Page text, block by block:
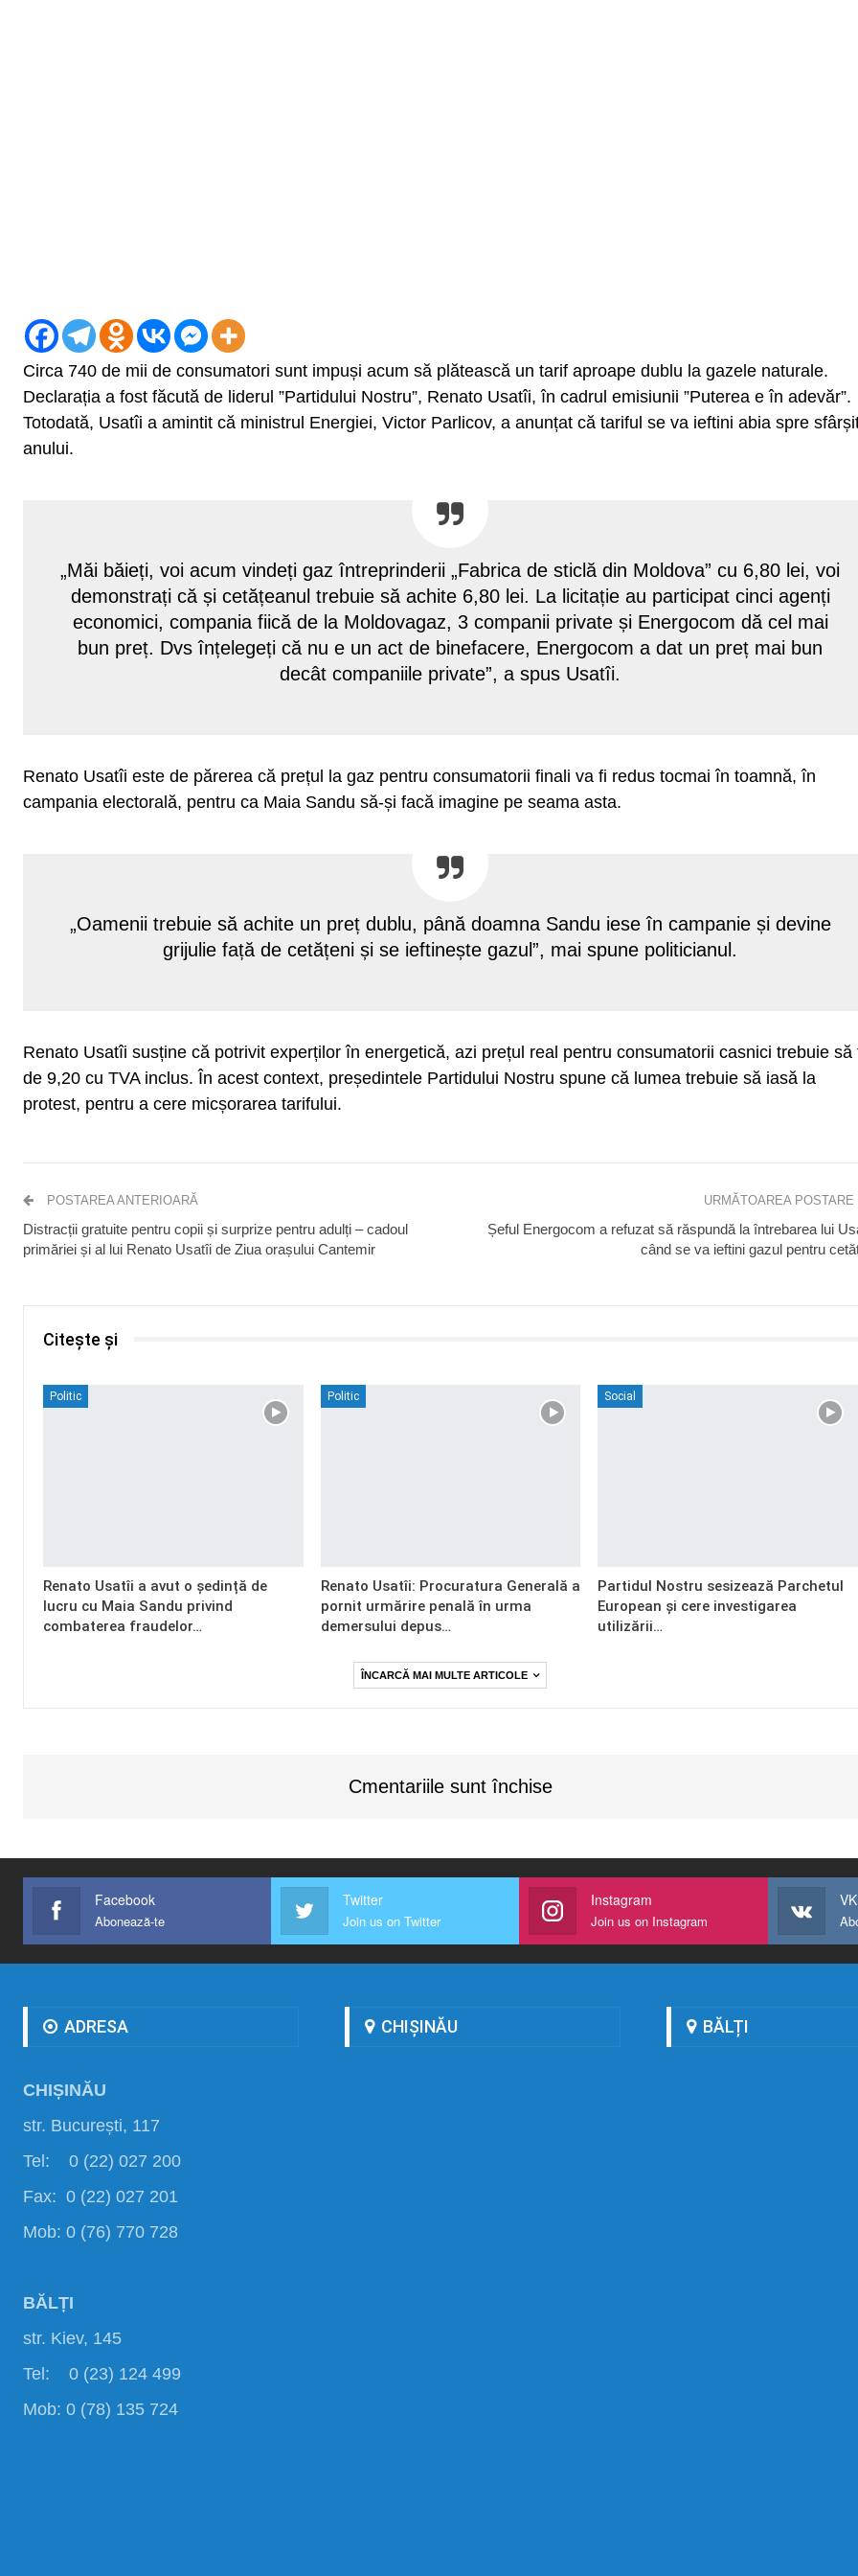
Circa 740 de mii de consumatori sunt impuși acum să plătească un tarif aproape dublu la gazele naturale.
Declarația a fost făcută de liderul ”Partidului Nostru”, Renato Usatîi, în cadrul emisiunii ”Puterea e în adevăr”.
Totodată, Usatîi a amintit că ministrul Energiei, Victor Parlicov, a anunțat că tariful se va ieftini abia spre
anului.
„Măi băieți, voi acum vindeți gaz întreprinderii „Fabrica de sticlă din Moldova” cu 6,80 lei, voi
demonstrați că și cetățeanul trebuie să achite 6,80 lei. La licitație au participat cinci agenți
economici, compania fiică de la Moldovagaz, 3 companii private și Energocom dă cel mai
bun preț. Dvs înțelegeți că nu e un act de binefacere, Energocom a dat un preț mai bun
decât companiile private”, a spus Usatîi.
Renato Usatîi este de părerea că prețul la gaz pentru consumatorii finali va fi redus tocmai în toamnă, în
campania electorală, pentru ca Maia Sandu să-și facă imagine pe seama asta.
„Oamenii trebuie să achite un preț dublu, până doamna Sandu iese în campanie și devine
grijulie față de cetățeni și se ieftinește gazul”, mai spune politicianul.
Renato Usatîi susține că potrivit experților în energetică, azi prețul real pentru consumatorii casnici trebuie să
de 9,20 cu TVA inclus. În acest context, președintele Partidului Nostru spune că lumea trebuie să iasă la
protest, pentru a cere micșorarea tarifului.
POSTAREA ANTERIOARĂ
Distracții gratuite pentru copii și surprize pentru adulți – cadoul
primăriei și al lui Renato Usatîi de Ziua orașului Cantemir
URMĂTOAREA POSTARE
Șeful Energocom a refuzat să răspundă la întrebarea lui
când se va ieftini gazul pentru
Citește și
Politic
Renato Usatîi a avut o ședință de
lucru cu Maia Sandu privind
combaterea fraudelor…
Politic
Renato Usatîi: Procuratura Generală a
pornit urmărire penală în urma
demersului depus…
Social
Partidul Nostru sesizează Parchetul
European și cere investigarea
utilizării…
ÎNCARCĂ MAI MULTE ARTICOLE
Cmentariile sunt închise
Facebook
Abonează-te
Twitter
Join us on Twitter
Instagram
Join us on Instagram
VK
ADRESA
CHIȘINĂU
str. București, 117
Tel: 0 (22) 027 200
Fax: 0 (22) 027 201
Mob: 0 (76) 770 728
BĂLȚI
str. Kiev, 145
Tel: 0 (23) 124 499
Mob: 0 (78) 135 724
CHIȘINĂU BĂLȚI